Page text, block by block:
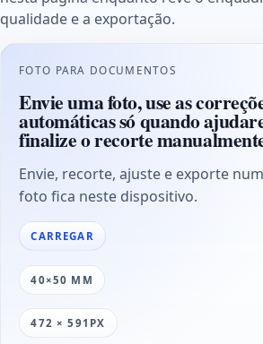
qualidade e a exportação.
FOTO PARA DOCUMENTOS
Envie uma foto, use as
automáticas só quando
finalize o recorte
Envie, recorte, ajuste e exporte
foto fica neste dispositivo.
CARREGAR
40×50 MM
472 × 591PX